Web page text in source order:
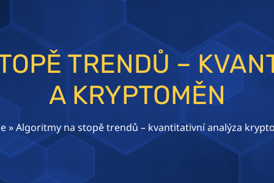
TRENDŮ –
A KRYPTOMĚN
»Algoritmy na stopě trendů – kvantitativní analýza